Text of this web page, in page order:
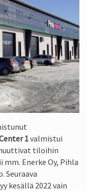
1valmistui
tiloihin
Enerke Oy, Pihla
Seuraava
kesällä 2022 vain